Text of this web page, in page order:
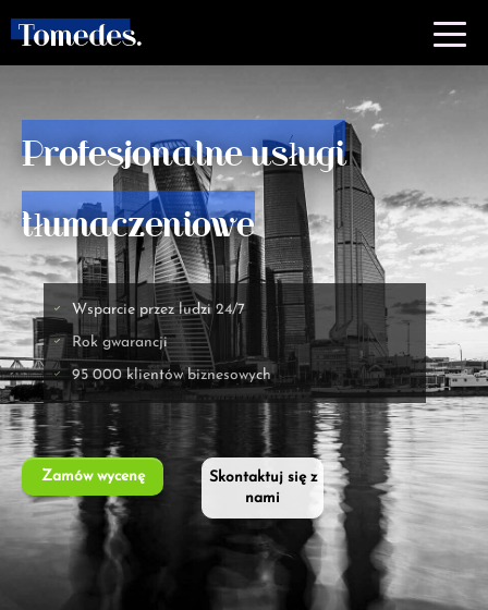
Profesjonalne usługi
tłumaczeniowe
Wsparcie przez ludzi 24/7
Rok gwarancji
95 000 klientów biznesowych
Zamów wycenę
Skontaktuj się z
nami